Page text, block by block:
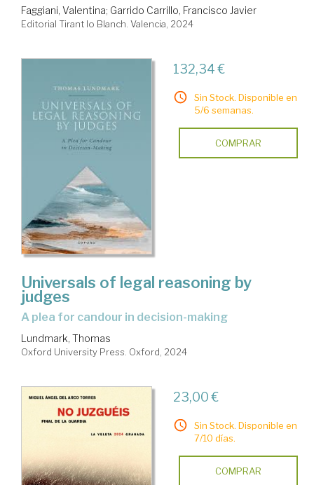
Faggiani, Valentina; Garrido Carrillo, Francisco Javier
Editorial Tirant lo Blanch. Valencia, 2024
132,34 €
Sin Stock. Disponible en
5/6 semanas.
COMPRAR
Universals of legal reasoning by
judges
a plea for candour in decision-making
Lundmark, Thomas
Oxford University Press. Oxford, 2024
23,00 €
Sin Stock. Disponible en
7/10 días.
COMPRAR